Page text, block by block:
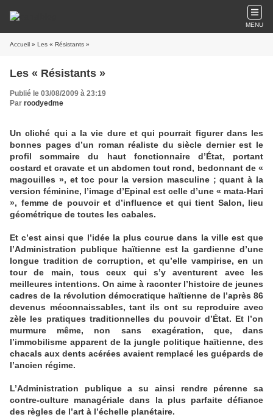
MENU
Accueil » Les « Résistants »
Les « Résistants »
Publié le 03/08/2009 à 23:19
Par roodyedme
Un cliché qui a la vie dure et qui pourrait figurer dans les
bonnes pages d’un roman réaliste du siècle dernier est le
profil sommaire du haut fonctionnaire d’État, portant
costard et cravate et un abdomen tout rond, bedonnant de «
magouilles », et toc pour la version masculine ; quant à la
version féminine, l’image d’Epinal est celle d’une « mata-Hari
», femme de pouvoir et d’influence et qui tient Salon, lieu
géométrique de toutes les cabales.
Et c’est ainsi que l’idée la plus courue dans la ville est que
l’Administration publique haïtienne est la gardienne d’une
longue tradition de corruption, et qu’elle vampirise, en un
tour de main, tous ceux qui s’y aventurent avec les
meilleures intentions. On aime à raconter l’histoire de jeunes
cadres de la révolution démocratique haïtienne de l’après 86
devenus méconnaissables, tant ils ont su reproduire avec
zèle les pratiques traditionnelles du pouvoir d’État. Et l’on
murmure même, non sans exagération, que, dans
l’immobilisme apparent de la jungle politique haïtienne, des
chacals aux dents acérées avaient remplacé les guépards de
l’ancien régime.
L’Administration publique a su ainsi rendre pérenne sa
contre-culture managériale dans la plus parfaite défiance
des règles de l’art à l’échelle planétaire.